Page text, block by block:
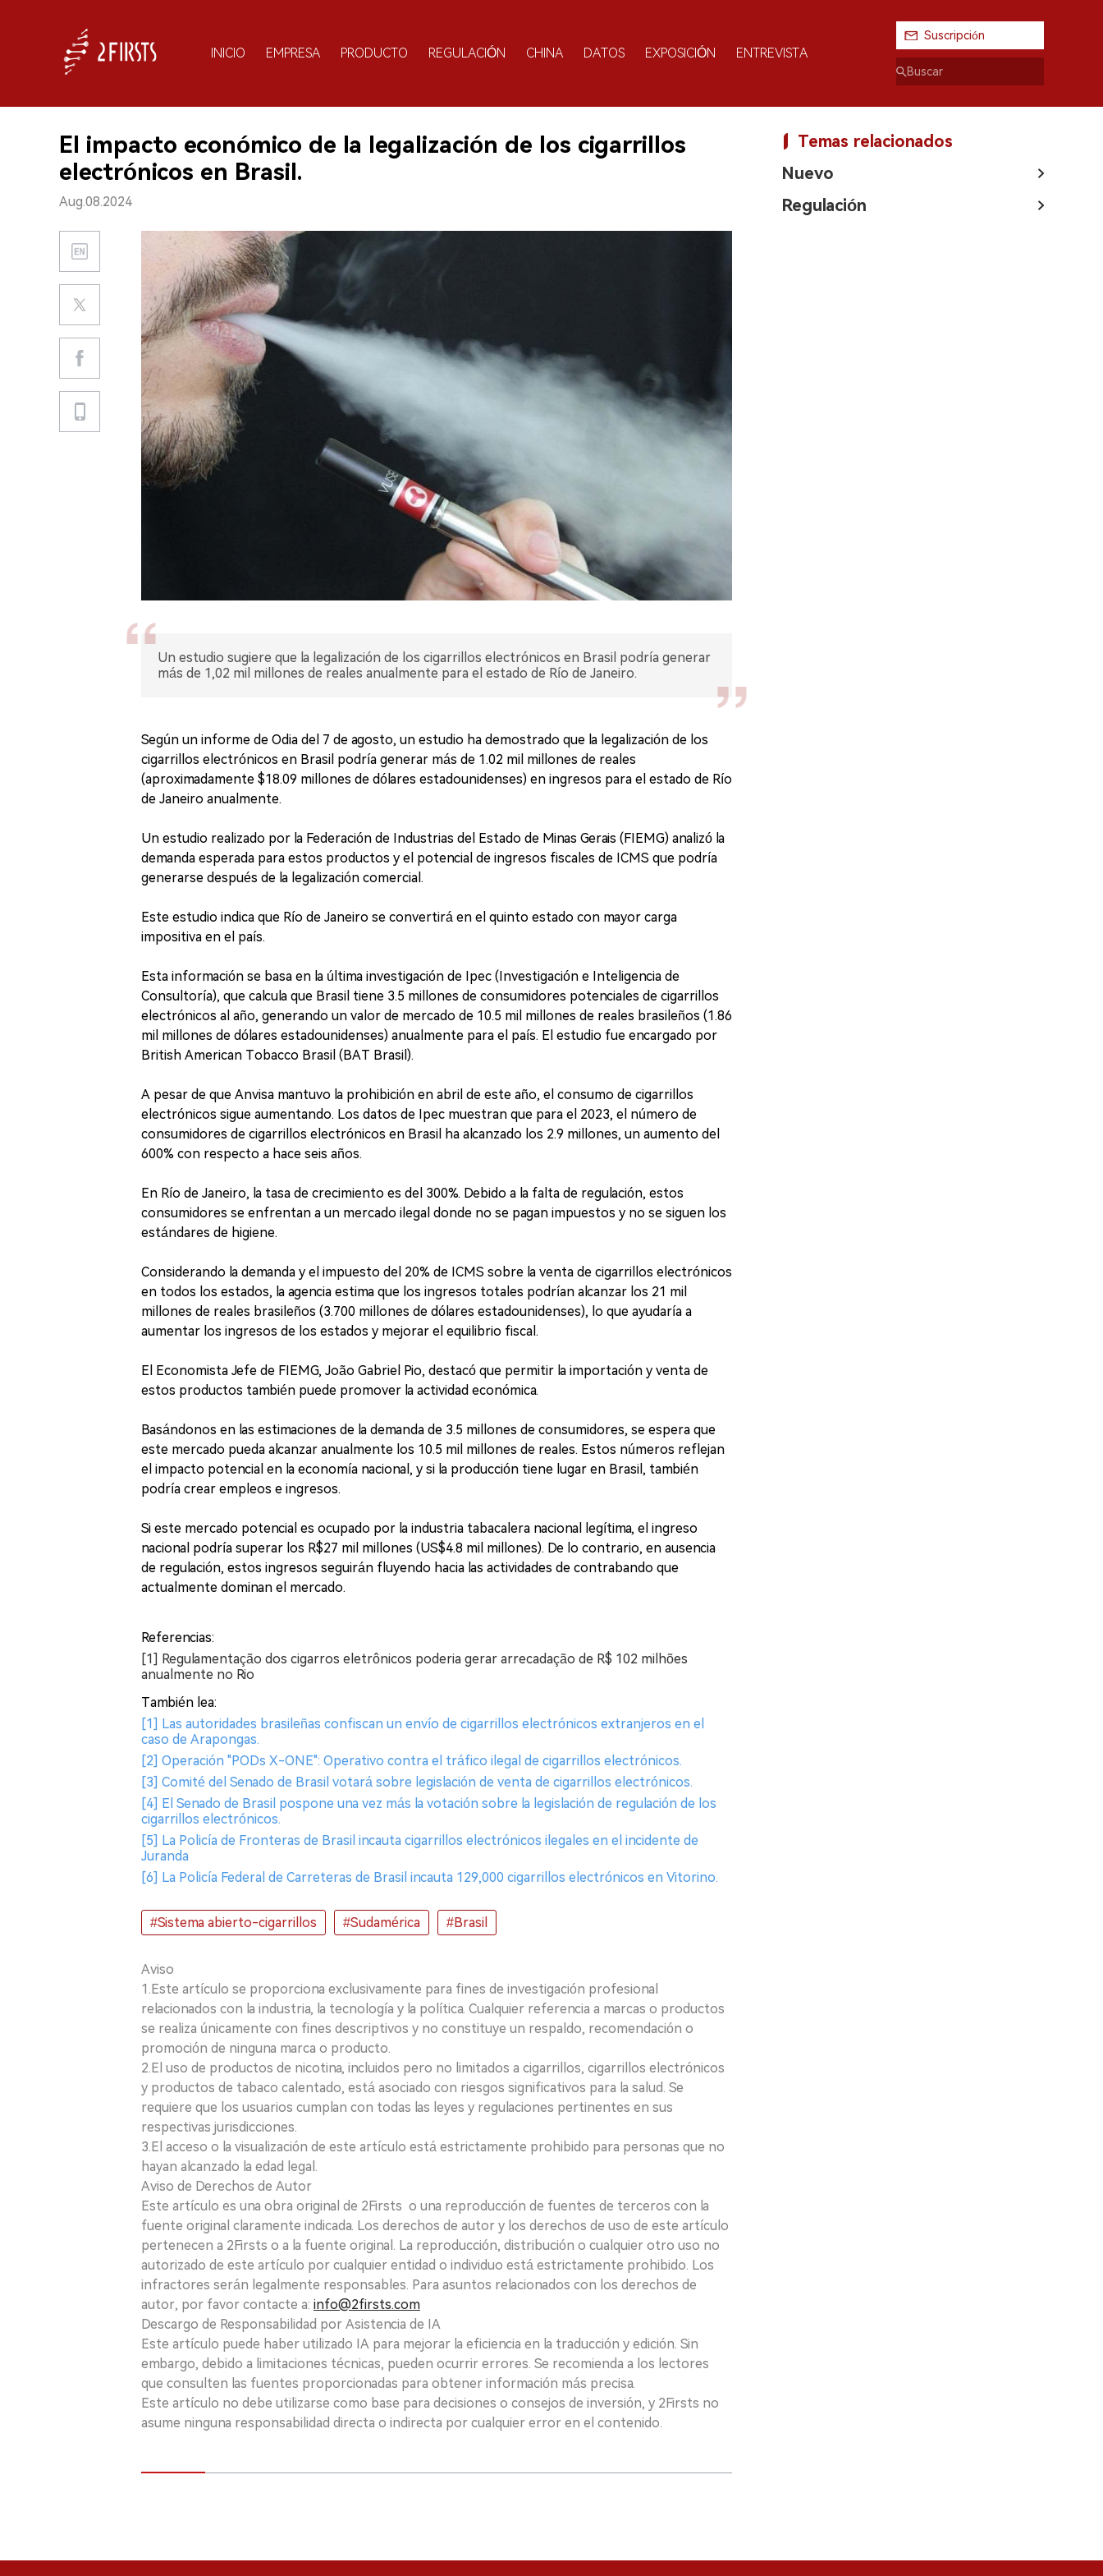
INICIO EMPRESA PRODUCTO REGULACIÓN CHINA DATOS EXPOSICIÓN ENTREVISTA
Suscripción
El impacto económico de la legalización de los cigarrillos
electrónicos en Brasil.
Aug.08.2024
Un estudio sugiere que la legalización de los cigarrillos electrónicos en Brasil podría generar
más de 1,02 mil millones de reales anualmente para el estado de Río de Janeiro.
Según un informe de Odia del 7 de agosto, un estudio ha demostrado que la legalización de los
cigarrillos electrónicos en Brasil podría generar más de 1.02 mil millones de reales
(aproximadamente $18.09 millones de dólares estadounidenses) en ingresos para el estado de Río
de Janeiro anualmente.
Un estudio realizado por la Federación de Industrias del Estado de Minas Gerais (FIEMG) analizó la
demanda esperada para estos productos y el potencial de ingresos fiscales de ICMS que podría
generarse después de la legalización comercial.
Este estudio indica que Río de Janeiro se convertirá en el quinto estado con mayor carga
impositiva en el país.
Esta información se basa en la última investigación de Ipec (Investigación e Inteligencia de
Consultoría), que calcula que Brasil tiene 3.5 millones de consumidores potenciales de cigarrillos
electrónicos al año, generando un valor de mercado de 10.5 mil millones de reales brasileños (1.86
mil millones de dólares estadounidenses) anualmente para el país. El estudio fue encargado por
British American Tobacco Brasil (BAT Brasil).
A pesar de que Anvisa mantuvo la prohibición en abril de este año, el consumo de cigarrillos
electrónicos sigue aumentando. Los datos de Ipec muestran que para el 2023, el número de
consumidores de cigarrillos electrónicos en Brasil ha alcanzado los 2.9 millones, un aumento del
600% con respecto a hace seis años.
En Río de Janeiro, la tasa de crecimiento es del 300%. Debido a la falta de regulación, estos
consumidores se enfrentan a un mercado ilegal donde no se pagan impuestos y no se siguen los
estándares de higiene.
Considerando la demanda y el impuesto del 20% de ICMS sobre la venta de cigarrillos electrónicos
en todos los estados, la agencia estima que los ingresos totales podrían alcanzar los 21 mil
millones de reales brasileños (3.700 millones de dólares estadounidenses), lo que ayudaría a
aumentar los ingresos de los estados y mejorar el equilibrio fiscal.
El Economista Jefe de FIEMG, João Gabriel Pio, destacó que permitir la importación y venta de
estos productos también puede promover la actividad económica.
Basándonos en las estimaciones de la demanda de 3.5 millones de consumidores, se espera que
este mercado pueda alcanzar anualmente los 10.5 mil millones de reales. Estos números reflejan
el impacto potencial en la economía nacional, y si la producción tiene lugar en Brasil, también
podría crear empleos e ingresos.
Si este mercado potencial es ocupado por la industria tabacalera nacional legítima, el ingreso
nacional podría superar los R$27 mil millones (US$4.8 mil millones). De lo contrario, en ausencia
de regulación, estos ingresos seguirán fluyendo hacia las actividades de contrabando que
actualmente dominan el mercado.
Referencias:
[1] Regulamentação dos cigarros eletrônicos poderia gerar arrecadação de R$ 102 milhões
anualmente no Rio
También lea:
[1] Las autoridades brasileñas confiscan un envío de cigarrillos electrónicos extranjeros en el
caso de Arapongas.
[2] Operación "PODs X-ONE": Operativo contra el tráfico ilegal de cigarrillos electrónicos.
[3] Comité del Senado de Brasil votará sobre legislación de venta de cigarrillos electrónicos.
[4] El Senado de Brasil pospone una vez más la votación sobre la legislación de regulación de los
cigarrillos electrónicos.
[5] La Policía de Fronteras de Brasil incauta cigarrillos electrónicos ilegales en el incidente de
Juranda
[6] La Policía Federal de Carreteras de Brasil incauta 129,000 cigarrillos electrónicos en Vitorino.
#Sistema abierto-cigarrillos #Sudamérica #Brasil
Aviso
1.Este artículo se proporciona exclusivamente para fines de investigación profesional
relacionados con la industria, la tecnología y la política. Cualquier referencia a marcas o productos
se realiza únicamente con fines descriptivos y no constituye un respaldo, recomendación o
promoción de ninguna marca o producto.
2.El uso de productos de nicotina, incluidos pero no limitados a cigarrillos, cigarrillos electrónicos
y productos de tabaco calentado, está asociado con riesgos significativos para la salud. Se
requiere que los usuarios cumplan con todas las leyes y regulaciones pertinentes en sus
respectivas jurisdicciones.
3.El acceso o la visualización de este artículo está estrictamente prohibido para personas que no
hayan alcanzado la edad legal.
Aviso de Derechos de Autor
Este artículo es una obra original de 2Firsts o una reproducción de fuentes de terceros con la
fuente original claramente indicada. Los derechos de autor y los derechos de uso de este artículo
pertenecen a 2Firsts o a la fuente original. La reproducción, distribución o cualquier otro uso no
autorizado de este artículo por cualquier entidad o individuo está estrictamente prohibido. Los
infractores serán legalmente responsables. Para asuntos relacionados con los derechos de
autor, por favor contacte a: info@2firsts.com
Descargo de Responsabilidad por Asistencia de IA
Este artículo puede haber utilizado IA para mejorar la eficiencia en la traducción y edición. Sin
embargo, debido a limitaciones técnicas, pueden ocurrir errores. Se recomienda a los lectores
que consulten las fuentes proporcionadas para obtener información más precisa.
Este artículo no debe utilizarse como base para decisiones o consejos de inversión, y 2Firsts no
asume ninguna responsabilidad directa o indirecta por cualquier error en el contenido.
Temas relacionados
Nuevo
Regulación